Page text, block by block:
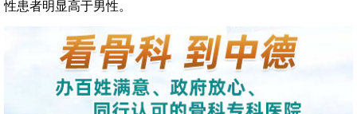
性患者明显高于男性。